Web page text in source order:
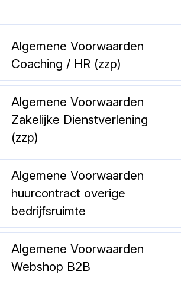
Algemene Voorwaarden
Coaching / HR (zzp)
Algemene Voorwaarden
Zakelijke Dienstverlening
(zzp)
Algemene Voorwaarden
huurcontract overige
bedrijfsruimte
Algemene Voorwaarden
Webshop B2B